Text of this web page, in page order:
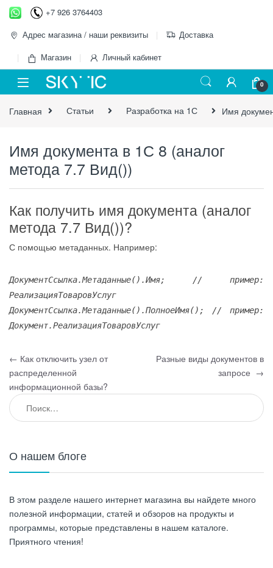
Перейти к навигации
перейти к содержанию
+7 926 3764403
Адрес магазина / наши реквизиты
Доставка
Магазин
Личный кабинет
0
Главная Статьи Разработка на 1С Имя
Имя документа в 1С 8 (аналог
метода 7.7 Вид())
Как получить имя документа (аналог
метода 7.7 Вид())?
С помощью метаданных. Например:
ДокументСсылка.Метаданные().Имя; // пример:
РеализацияТоваровУслуг
ДокументСсылка.Метаданные().ПолноеИмя(); // пример:
Документ.РеализацияТоваровУслуг
Навигация по записям
← Как отключить узел от
распределенной
информационной базы?
Разные виды документов в
запросе →
Найти:
О нашем блоге
В этом разделе нашего интернет магазина вы найдете много
полезной информации, статей и обзоров на продукты и
программы, которые представлены в нашем каталоге.
Приятного чтения!